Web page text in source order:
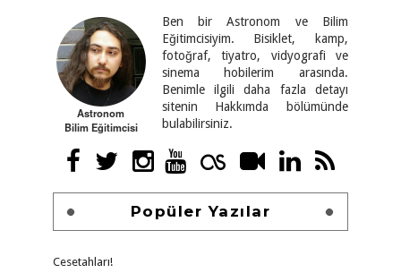
Astronom
Bilim Eğitimcisi
Ben bir Astronom ve Bilim
Eğitimcisiyim. Bisiklet, kamp,
fotoğraf, tiyatro, vidyografi ve
sinema hobilerim arasında.
Benimle ilgili daha fazla detayı
sitenin Hakkımda bölümünde
bulabilirsiniz.
Popüler Yazılar
Cesetahları!